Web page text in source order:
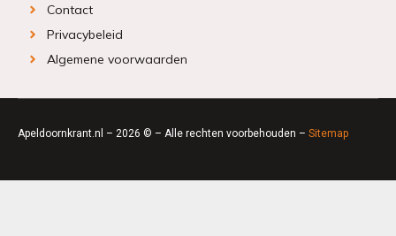
Contact
Privacybeleid
Algemene voorwaarden
Apeldoornkrant.nl – 2026 © – Alle rechten voorbehouden – Sitemap